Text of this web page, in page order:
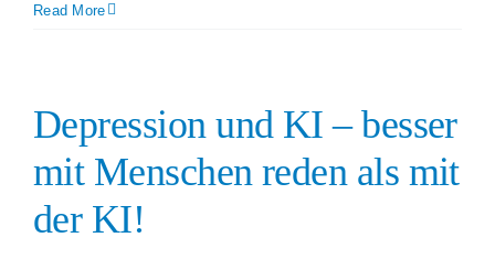
Read More
Depression und KI – besser
mit Menschen reden als mit
der KI!